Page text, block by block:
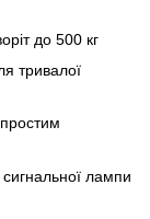
до 500 кг
тривалої
лампи